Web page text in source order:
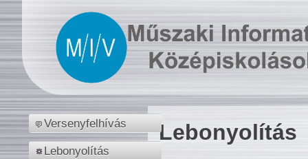
Versenyfelhívás
Lebonyolítás
Lebonyolítás